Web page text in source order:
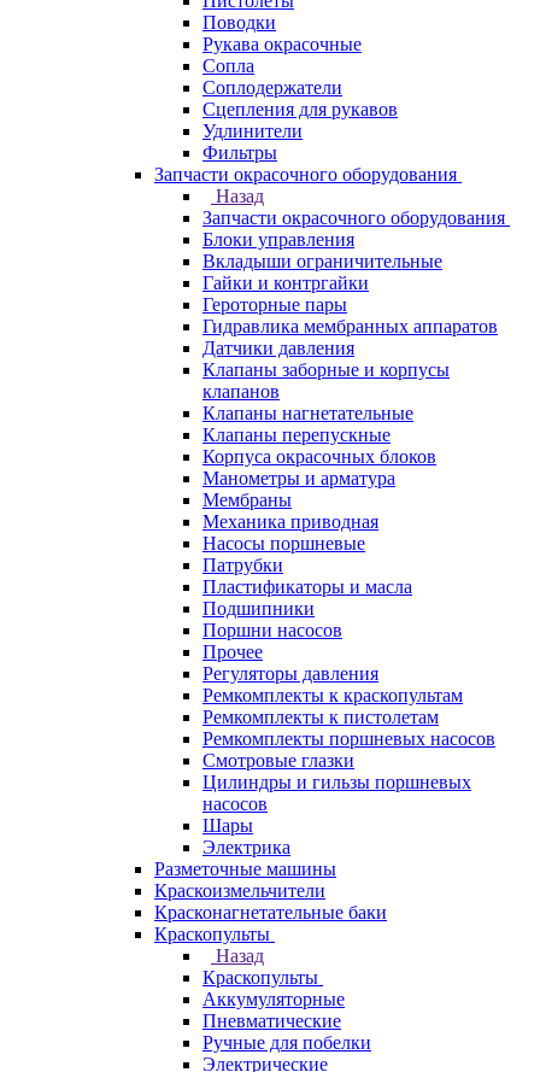
Поводки
Рукава окрасочные
Сопла
Соплодержатели
Сцепления для рукавов
Удлинители
Фильтры
Запчасти окрасочного оборудования
Назад
Запчасти окрасочного оборудования
Блоки управления
Вкладыши ограничительные
Гайки и контргайки
Героторные пары
Гидравлика мембранных аппаратов
Датчики давления
Клапаны заборные и корпусы
клапанов
Клапаны нагнетательные
Клапаны перепускные
Корпуса окрасочных блоков
Манометры и арматура
Мембраны
Механика приводная
Насосы поршневые
Патрубки
Пластификаторы и масла
Подшипники
Поршни насосов
Прочее
Регуляторы давления
Ремкомплекты к краскопультам
Ремкомплекты к пистолетам
Ремкомплекты поршневых насосов
Смотровые глазки
Цилиндры и гильзы поршневых
насосов
Шары
Электрика
Разметочные машины
Краскоизмельчители
Красконагнетательные баки
Краскопульты
Назад
Краскопульты
Аккумуляторные
Пневматические
Ручные для побелки
Электрические